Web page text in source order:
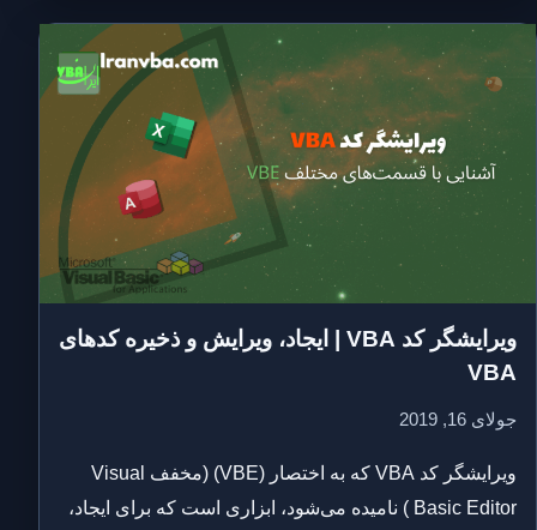
ویرایشگر کد VBA | ایجاد، ویرایش و ذخیره کدهای
VBA
جولای 16, 2019
ویرایشگر کد VBA که به اختصار (VBE) (مخفف Visual
Basic Editor ) نامیده می‌شود، ابزاری است که برای ایجاد،